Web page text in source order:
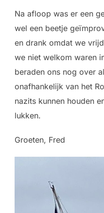
Na afloop was er een
wel een beetje
en drank omdat we
we niet welkom waren
beraden ons nog over
onafhankelijk van het
nazits kunnen houden
lukken.
Groeten, Fred